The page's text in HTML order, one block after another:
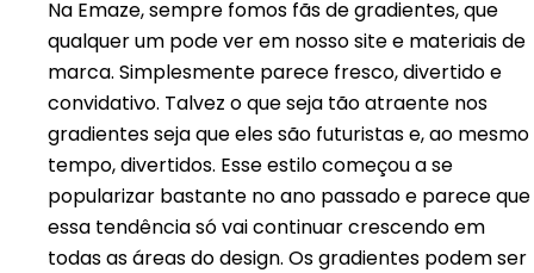
Na Emaze, sempre fomos fãs de gradientes, que
qualquer um pode ver em nosso site e materiais de
marca. Simplesmente parece fresco, divertido e
convidativo. Talvez o que seja tão atraente nos
gradientes seja que eles são futuristas e, ao mesmo
tempo, divertidos. Esse estilo começou a se
popularizar bastante no ano passado e parece que
essa tendência só vai continuar crescendo em
todas as áreas do design. Os gradientes podem ser